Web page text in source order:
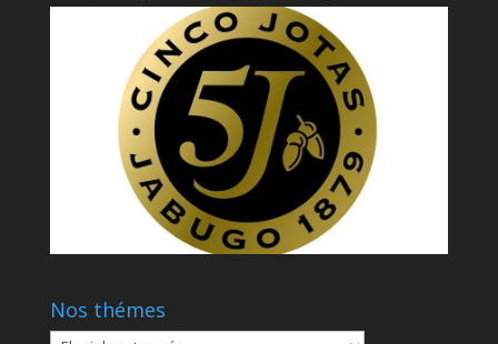
Nos thémes